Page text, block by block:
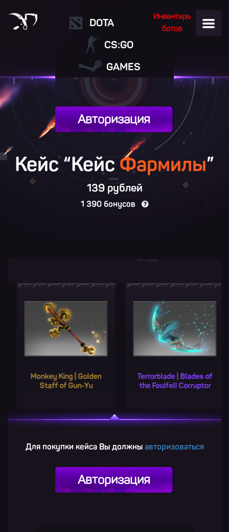
Инвентарь
ботов
DOTA
CS:GO
GAMES
Авторизация
Кейс “КейсФармилы”
139 рублей
1 390 бонусов
King | Golden
of Gun-Yu
Terrorblade | Blades of
the Foulfell Corruptor
Codicil
Для покупки кейса Вы должны авторизоваться
Авторизация